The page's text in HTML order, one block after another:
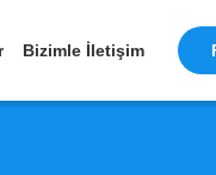
Bizimle İletişim